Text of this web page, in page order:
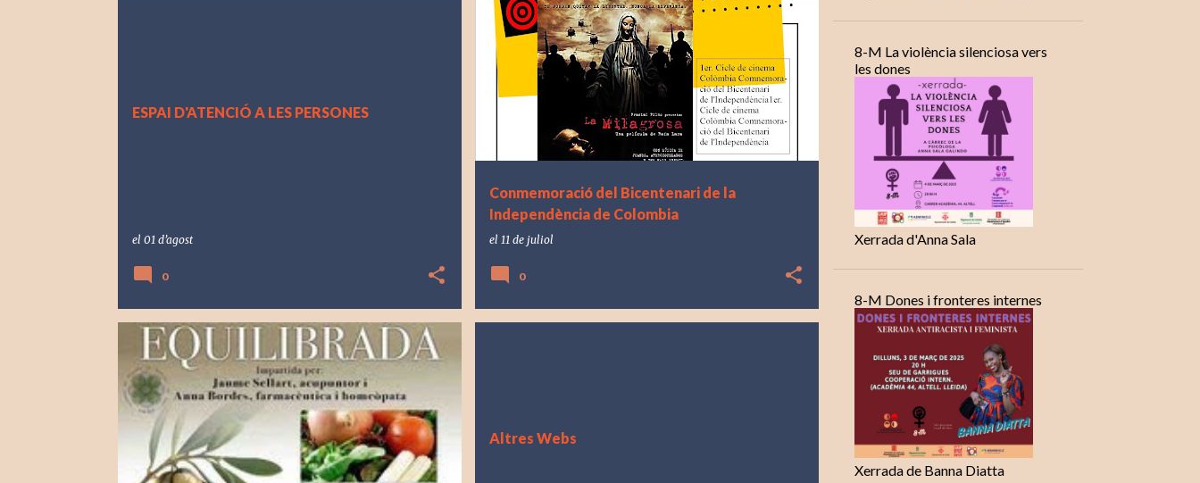
ESPAI D'ATENCIÓ A LES PERSONES
el 01 d’agost
0
Conmemoració del Bicentenari de la
Independència de Colombia
el 11 de juliol
0
Altres Webs
8-M La violència silenciosa vers
les dones
Xerrada d'Anna Sala
8-M Dones i fronteres internes
Xerrada de Banna Diatta